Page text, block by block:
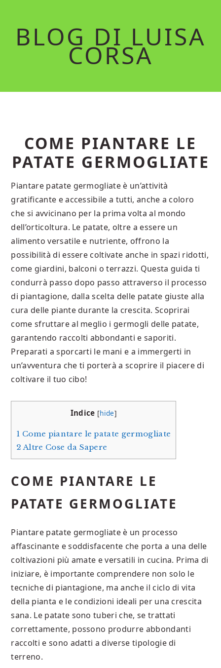
main
content
primary
sidebarBLOG DI LUISA
CORSA
COME PIANTARE LE
PATATE GERMOGLIATE
Piantare patate germogliate è un’attività
gratificante e accessibile a tutti, anche a coloro
che si avvicinano per la prima volta al mondo
dell’orticoltura. Le patate, oltre a essere un
alimento versatile e nutriente, offrono la
possibilità di essere coltivate anche in spazi ridotti,
come giardini, balconi o terrazzi. Questa guida ti
condurrà passo dopo passo attraverso il processo
di piantagione, dalla scelta delle patate giuste alla
cura delle piante durante la crescita. Scoprirai
come sfruttare al meglio i germogli delle patate,
garantendo raccolti abbondanti e saporiti.
Preparati a sporcarti le mani e a immergerti in
un’avventura che ti porterà a scoprire il piacere di
coltivare il tuo cibo!
Indice [hide]
1 Come piantare le patate germogliate
2 Altre Cose da Sapere
COME PIANTARE LE
PATATE GERMOGLIATE
Piantare patate germogliate è un processo
affascinante e soddisfacente che porta a una delle
coltivazioni più amate e versatili in cucina. Prima di
iniziare, è importante comprendere non solo le
tecniche di piantagione, ma anche il ciclo di vita
della pianta e le condizioni ideali per una crescita
sana. Le patate sono tuberi che, se trattati
correttamente, possono produrre abbondanti
raccolti e sono adatti a diverse tipologie di
terreno.